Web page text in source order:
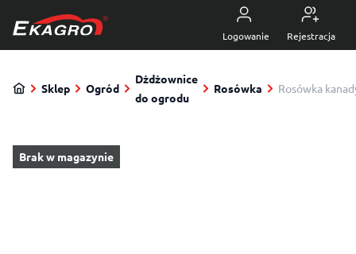
Logowanie Rejestracja
5.0 z 4470 opinii
Sklep Ogród
Dżdżownice
do ogrodu
Rosówka Rosówka
Brak w magazynie